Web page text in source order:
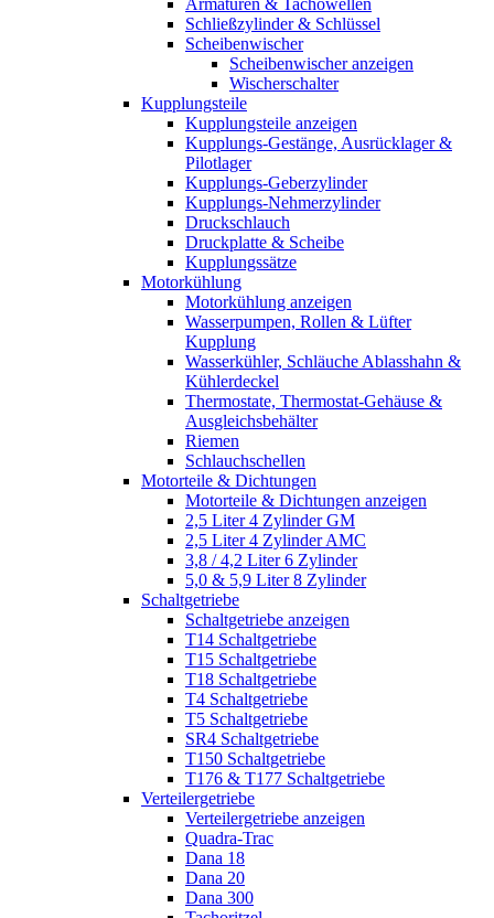
Schließzylinder & Schlüssel
Scheibenwischer
Scheibenwischer anzeigen
Wischerschalter
Kupplungsteile
Kupplungsteile anzeigen
Kupplungs-Gestänge, Ausrücklager &
Pilotlager
Kupplungs-Geberzylinder
Kupplungs-Nehmerzylinder
Druckschlauch
Druckplatte & Scheibe
Kupplungssätze
Motorkühlung
Motorkühlung anzeigen
Wasserpumpen, Rollen & Lüfter
Kupplung
Wasserkühler, Schläuche Ablasshahn &
Kühlerdeckel
Thermostate, Thermostat-Gehäuse &
Ausgleichsbehälter
Riemen
Schlauchschellen
Motorteile & Dichtungen
Motorteile & Dichtungen anzeigen
2,5 Liter 4 Zylinder GM
2,5 Liter 4 Zylinder AMC
3,8 / 4,2 Liter 6 Zylinder
5,0 & 5,9 Liter 8 Zylinder
Schaltgetriebe
Schaltgetriebe anzeigen
T14 Schaltgetriebe
T15 Schaltgetriebe
T18 Schaltgetriebe
T4 Schaltgetriebe
T5 Schaltgetriebe
SR4 Schaltgetriebe
T150 Schaltgetriebe
T176 & T177 Schaltgetriebe
Verteilergetriebe
Verteilergetriebe anzeigen
Quadra-Trac
Dana 18
Dana 20
Dana 300